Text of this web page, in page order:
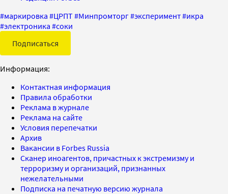
#маркировка #ЦРПТ#Минпромторг#эксперимент#икра
#электроника #соки
Подписаться
Информация:
Контактная информация
Правила обработки
Реклама в журнале
Реклама на сайте
Условия перепечатки
Архив
Вакансии в Forbes Russia
Сканер иноагентов, причастных к экстремизму и
терроризму и организаций, признанных
нежелательными
Подписка на печатную версию журнала